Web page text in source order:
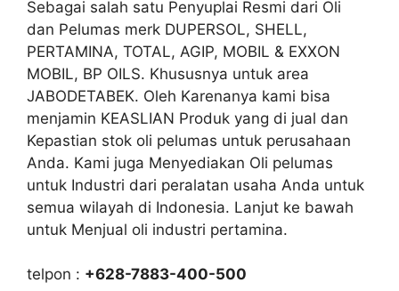
Sebagai salah satu Penyuplai Resmi dari Oli
dan Pelumas merk DUPERSOL, SHELL,
PERTAMINA, TOTAL, AGIP, MOBIL & EXXON
MOBIL, BP OILS. Khususnya untuk area
JABODETABEK. Oleh Karenanya kami bisa
menjamin KEASLIAN Produk yang di jual dan
Kepastian stok oli pelumas untuk perusahaan
Anda. Kami juga Menyediakan Oli pelumas
untuk Industri dari peralatan usaha Anda untuk
semua wilayah di Indonesia. Lanjut ke bawah
untuk Menjual oli industri pertamina.
telpon : +628-7883-400-500